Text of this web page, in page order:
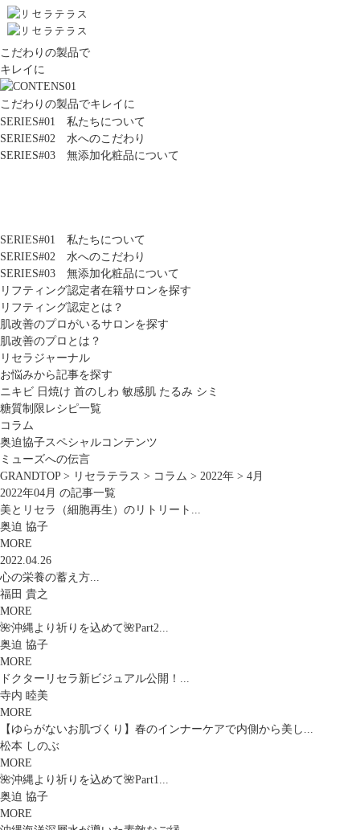
こだわりの製品で
キレイに
こだわりの製品でキレイに
SERIES#01 私たちについて
SERIES#02 水へのこだわり
SERIES#03 無添加化粧品について
SERIES#01 私たちについて
SERIES#02 水へのこだわり
SERIES#03 無添加化粧品について
リフティング認定者在籍サロンを探す
リフティング認定とは？
肌改善のプロがいるサロンを探す
肌改善のプロとは？
リセラジャーナル
お悩みから記事を探す
ニキビ 日焼け 首のしわ 敏感肌 たるみ シミ
糖質制限レシピ一覧
コラム
奥迫協子スペシャルコンテンツ
ミューズへの伝言
GRANDTOP> リセラテラス > コラム > 2022年 > 4月
2022年04月 の記事一覧
美とリセラ（細胞再生）のリトリート...
奥迫 協子
MORE
2022.04.26
心の栄養の蓄え方...
福田 貴之
MORE
🌺沖縄より祈りを込めて🌺Part2...
奥迫 協子
MORE
ドクターリセラ新ビジュアル公開！...
寺内 睦美
MORE
【ゆらがないお肌づくり】春のインナーケアで内側から美し...
松本 しのぶ
MORE
🌺沖縄より祈りを込めて🌺Part1...
奥迫 協子
MORE